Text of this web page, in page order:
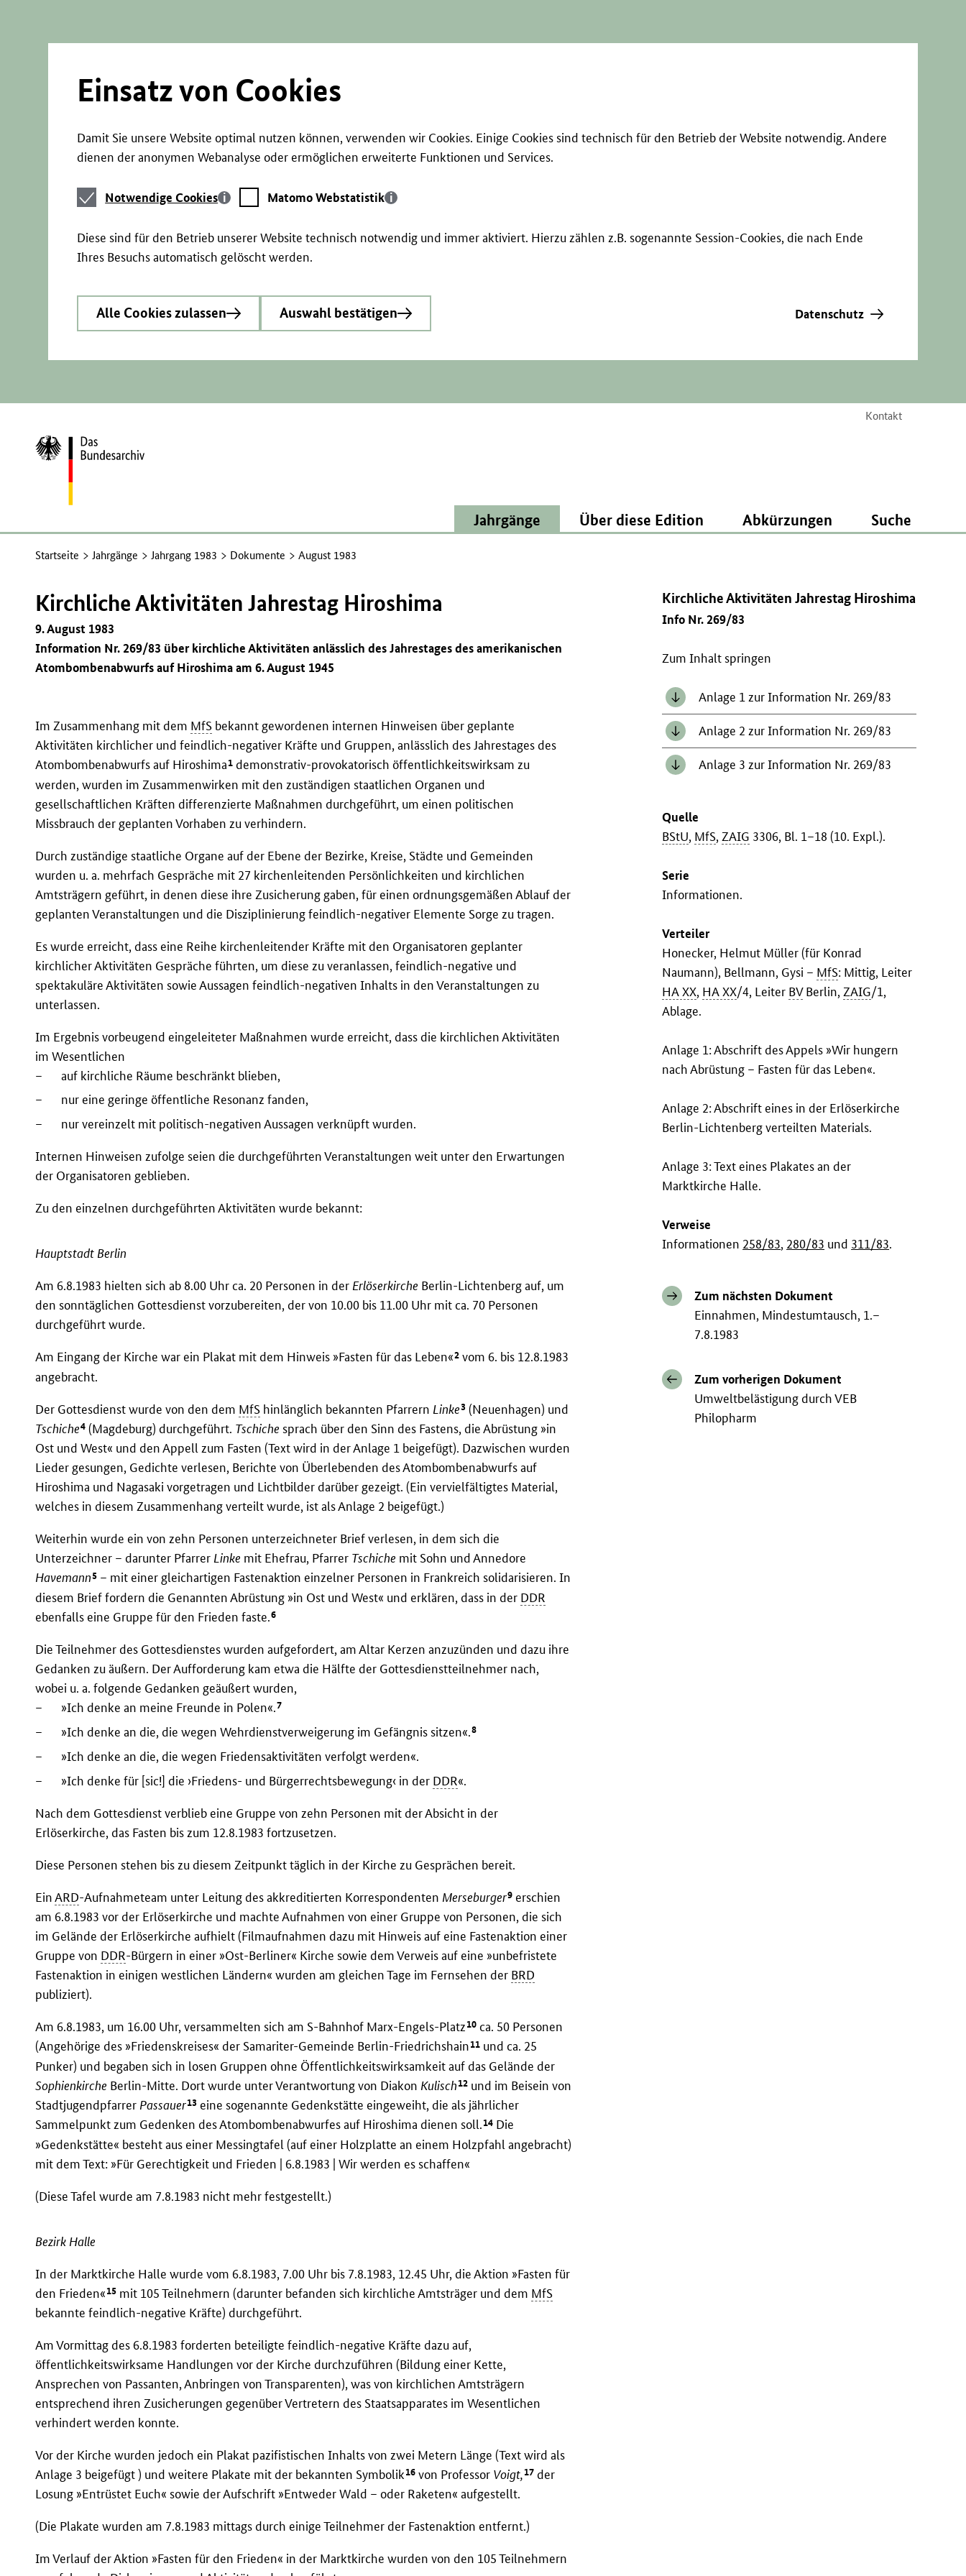
Einsatz von Cookies
Damit Sie unsere Website optimal nutzen können, verwenden wir Cookies. Einige Cookies sind technisch für den Betrieb der Website notwendig. Andere
dienen der anonymen Webanalyse oder ermöglichen erweiterte Funktionen und Services.
Notwendige
Cookies
Notwendige Cookies
Matomo
Webstatistik
Matomo Webstatistik
Diese sind für den Betrieb unserer Website technisch notwendig und immer aktiviert. Hierzu zählen z.B. sogenannte Session-Cookies, die nach Ende
Ihres Besuchs automatisch gelöscht werden.
Alle Cookies zulassen Auswahl bestätigen Datenschutz
Kontakt
Zur
Startseite
Jahrgänge Über diese Edition Abkürzungen Suche
Startseite Jahrgänge Jahrgang 1983 Dokumente August 1983
Kirchliche Aktivitäten Jahrestag Hiroshima
Info Nr. 269/83
Zum Inhalt springen
Anlage 1 zur Information Nr. 269/83
Anlage 2 zur Information Nr. 269/83
Anlage 3 zur Information Nr. 269/83
Quelle
BStU, MfS,ZAIG 3306, Bl. 1–18 (10. Expl.).
Serie
Informationen.
Verteiler
Honecker, Helmut Müller (für Konrad
Naumann), Bellmann, Gysi – MfS: Mittig, Leiter
HA XX, HA XX/4, Leiter BVBerlin,ZAIG/1,
Ablage.
Anlage 1: Abschrift des Appels »Wir hungern
nach Abrüstung – Fasten für das Leben«.
Anlage 2: Abschrift eines in der Erlöserkirche
Berlin-Lichtenberg verteilten Materials.
Anlage 3: Text eines Plakates an der
Marktkirche Halle.
Verweise
Informationen 258/83, 280/83 und 311/83.
Zum nächsten Dokument
Einnahmen, Mindestumtausch, 1.–
7.8.1983
Zum vorherigen Dokument
Umweltbelästigung durch VEB
Philopharm
Kirchliche Aktivitäten Jahrestag Hiroshima
9. August 1983
Information Nr. 269/83 über kirchliche Aktivitäten anlässlich des Jahrestages des amerikanischen
Atombombenabwurfs auf Hiroshima am 6. August 1945
Im Zusammenhang mit dem MfS bekannt gewordenen internen Hinweisen über geplante
Aktivitäten kirchlicher und feindlich-negativer Kräfte und Gruppen, anlässlich des Jahrestages des
Atombombenabwurfs auf Hiroshima1 demonstrativ-provokatorisch öffentlichkeitswirksam zu
werden, wurden im Zusammenwirken mit den zuständigen staatlichen Organen und
gesellschaftlichen Kräften differenzierte Maßnahmen durchgeführt, um einen politischen
Missbrauch der geplanten Vorhaben zu verhindern.
Durch zuständige staatliche Organe auf der Ebene der Bezirke, Kreise, Städte und Gemeinden
wurden u. a. mehrfach Gespräche mit 27 kirchenleitenden Persönlichkeiten und kirchlichen
Amtsträgern geführt, in denen diese ihre Zusicherung gaben, für einen ordnungsgemäßen Ablauf der
geplanten Veranstaltungen und die Disziplinierung feindlich-negativer Elemente Sorge zu tragen.
Es wurde erreicht, dass eine Reihe kirchenleitender Kräfte mit den Organisatoren geplanter
kirchlicher Aktivitäten Gespräche führten, um diese zu veranlassen, feindlich-negative und
spektakuläre Aktivitäten sowie Aussagen feindlich-negativen Inhalts in den Veranstaltungen zu
unterlassen.
Im Ergebnis vorbeugend eingeleiteter Maßnahmen wurde erreicht, dass die kirchlichen Aktivitäten
im Wesentlichen
–
auf kirchliche Räume beschränkt blieben,
–
nur eine geringe öffentliche Resonanz fanden,
–
nur vereinzelt mit politisch-negativen Aussagen verknüpft wurden.
Internen Hinweisen zufolge seien die durchgeführten Veranstaltungen weit unter den Erwartungen
der Organisatoren geblieben.
Zu den einzelnen durchgeführten Aktivitäten wurde bekannt:
Hauptstadt Berlin
Am 6.8.1983 hielten sich ab 8.00 Uhr ca. 20 Personen in der Erlöserkirche Berlin-Lichtenberg auf, um
den sonntäglichen Gottesdienst vorzubereiten, der von 10.00 bis 11.00 Uhr mit ca. 70 Personen
durchgeführt wurde.
Am Eingang der Kirche war ein Plakat mit dem Hinweis »Fasten für das Leben«2 vom 6. bis 12.8.1983
angebracht.
Der Gottesdienst wurde von den dem MfS hinlänglich bekannten Pfarrern Linke3 (Neuenhagen) und
Tschiche4 (Magdeburg) durchgeführt. Tschiche sprach über den Sinn des Fastens, die Abrüstung »in
Ost und West« und den Appell zum Fasten (Text wird in der Anlage 1 beigefügt). Dazwischen wurden
Lieder gesungen, Gedichte verlesen, Berichte von Überlebenden des Atombombenabwurfs auf
Hiroshima und Nagasaki vorgetragen und Lichtbilder darüber gezeigt. (Ein vervielfältigtes Material,
welches in diesem Zusammenhang verteilt wurde, ist als Anlage 2 beigefügt.)
Weiterhin wurde ein von zehn Personen unterzeichneter Brief verlesen, in dem sich die
Unterzeichner – darunter Pfarrer Linke mit Ehefrau, Pfarrer Tschiche mit Sohn und Annedore
Havemann5 – mit einer gleichartigen Fastenaktion einzelner Personen in Frankreich solidarisieren. In
diesem Brief fordern die Genannten Abrüstung »in Ost und West« und erklären, dass in der DDR
ebenfalls eine Gruppe für den Frieden faste.6
Die Teilnehmer des Gottesdienstes wurden aufgefordert, am Altar Kerzen anzuzünden und dazu ihre
Gedanken zu äußern. Der Aufforderung kam etwa die Hälfte der Gottesdienstteilnehmer nach,
wobei u. a. folgende Gedanken geäußert wurden,
–
»Ich denke an meine Freunde in Polen«.7
– »Ich denke an die, die wegen Wehrdienstverweigerung im Gefängnis sitzen«.8
–
»Ich denke an die, die wegen Friedensaktivitäten verfolgt werden«.
–
»Ich denke für [sic!] die ›Friedens- und Bürgerrechtsbewegung‹ in der DDR«.
Nach dem Gottesdienst verblieb eine Gruppe von zehn Personen mit der Absicht in der
Erlöserkirche, das Fasten bis zum 12.8.1983 fortzusetzen.
Diese Personen stehen bis zu diesem Zeitpunkt täglich in der Kirche zu Gesprächen bereit.
EinARD-Aufnahmeteam unter Leitung des akkreditierten Korrespondenten Merseburger9 erschien
am 6.8.1983 vor der Erlöserkirche und machte Aufnahmen von einer Gruppe von Personen, die sich
im Gelände der Erlöserkirche aufhielt (Filmaufnahmen dazu mit Hinweis auf eine Fastenaktion einer
Gruppe von DDR-Bürgern in einer »Ost-Berliner« Kirche sowie dem Verweis auf eine »unbefristete
Fastenaktion in einigen westlichen Ländern« wurden am gleichen Tage im Fernsehen der BRD
publiziert).
Am 6.8.1983, um 16.00 Uhr, versammelten sich am S-Bahnhof Marx-Engels-Platz10 ca. 50 Personen
(Angehörige des »Friedenskreises« der Samariter-Gemeinde Berlin-Friedrichshain11 und ca. 25
Punker) und begaben sich in losen Gruppen ohne Öffentlichkeitswirksamkeit auf das Gelände der
Sophienkirche Berlin-Mitte. Dort wurde unter Verantwortung von Diakon Kulisch12 und im Beisein von
Stadtjugendpfarrer Passauer13 eine sogenannte Gedenkstätte eingeweiht, die als jährlicher
Sammelpunkt zum Gedenken des Atombombenabwurfes auf Hiroshima dienen soll.14 Die
»Gedenkstätte« besteht aus einer Messingtafel (auf einer Holzplatte an einem Holzpfahl angebracht)
mit dem Text: »Für Gerechtigkeit und Frieden | 6.8.1983 | Wir werden es schaffen«
(Diese Tafel wurde am 7.8.1983 nicht mehr festgestellt.)
Bezirk Halle
In der Marktkirche Halle wurde vom 6.8.1983, 7.00 Uhr bis 7.8.1983, 12.45 Uhr, die Aktion »Fasten für
den Frieden«15 mit 105 Teilnehmern (darunter befanden sich kirchliche Amtsträger und dem MfS
bekannte feindlich-negative Kräfte) durchgeführt.
Am Vormittag des 6.8.1983 forderten beteiligte feindlich-negative Kräfte dazu auf,
öffentlichkeitswirksame Handlungen vor der Kirche durchzuführen (Bildung einer Kette,
Ansprechen von Passanten, Anbringen von Transparenten), was von kirchlichen Amtsträgern
entsprechend ihren Zusicherungen gegenüber Vertretern des Staatsapparates im Wesentlichen
verhindert werden konnte.
Vor der Kirche wurden jedoch ein Plakat pazifistischen Inhalts von zwei Metern Länge (Text wird als
Anlage 3 beigefügt ) und weitere Plakate mit der bekannten Symbolik16 von Professor Voigt,17 der
Losung »Entrüstet Euch« sowie der Aufschrift »Entweder Wald – oder Raketen« aufgestellt.
(Die Plakate wurden am 7.8.1983 mittags durch einige Teilnehmer der Fastenaktion entfernt.)
Im Verlauf der Aktion »Fasten für den Frieden« in der Marktkirche wurden von den 105 Teilnehmern